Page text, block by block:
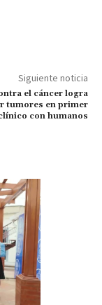
Siguiente noticia
el cáncer logra
tumores en primer
con humanos